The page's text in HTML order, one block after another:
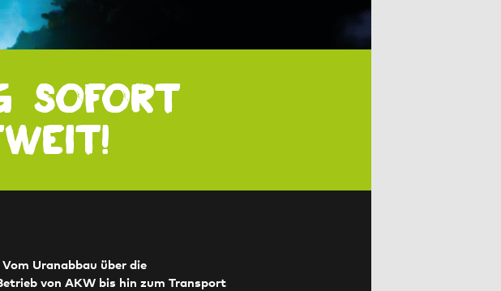
sofort
Uranabbau über die
von AKW bis hin zum Transport